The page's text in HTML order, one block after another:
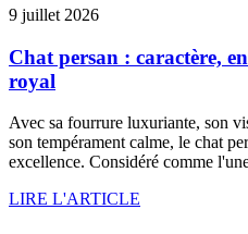
9 juillet 2026
Chat persan : caractère,
royal
Avec sa fourrure luxuriante, son
son tempérament calme, le chat
excellence. Considéré comme
LIRE L'ARTICLE